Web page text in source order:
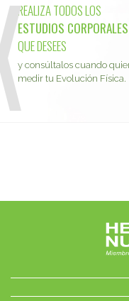
REALIZA TODOS LOS
ESTUDIOS CORPORALES
QUE DESEES
y consúltalos cuando
medir tu Evolución Física.